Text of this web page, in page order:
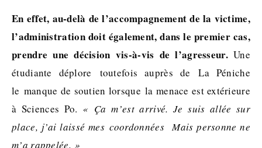
En effet, au-delà de l’accompagnement de la victime,
l’administration doit également, dans le premier cas,
prendre une décision vis-à-vis de l’agresseur.Une
étudiante déplore toutefois auprès de La Péniche
le manque de soutien lorsque la menace est extérieure
à Sciences Po. « Ça m’est arrivé. Je suis allée sur
place, j’ai laissé mes coordonnées Mais personne ne
m’a rappelée. »